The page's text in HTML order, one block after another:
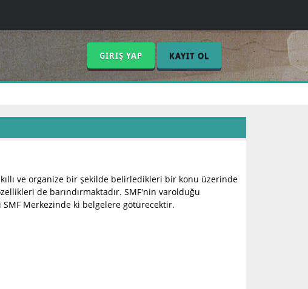
GIRIŞ YAP KAYIT OL
ve organize bir şekilde belirledikleri bir konu üzerinde
de barındırmaktadır. SMF'nin varolduğu
Merkezinde ki belgelere götürecektir.